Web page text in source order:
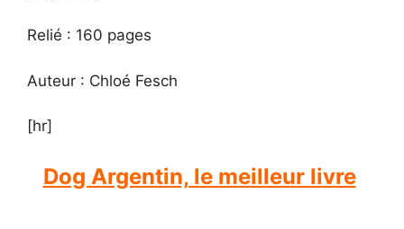
Relié : 160 pages
Auteur : Chloé Fesch
[hr]
Dog Argentin, le meilleur livre